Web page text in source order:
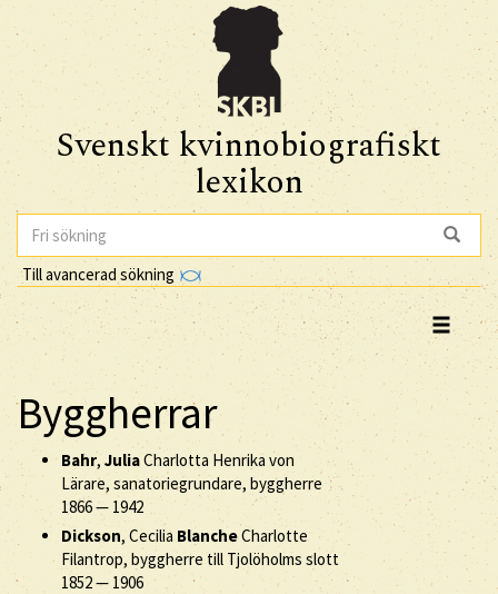
Svenskt kvinnobiografiskt
lexikon
Till avancerad sökning
Byggherrar
Bahr,JuliaCharlotta Henrika von
Lärare, sanatoriegrundare, byggherre
1866— 1942
Dickson, CeciliaBlancheCharlotte
Filantrop, byggherre till Tjolöholms slott
1852— 1906